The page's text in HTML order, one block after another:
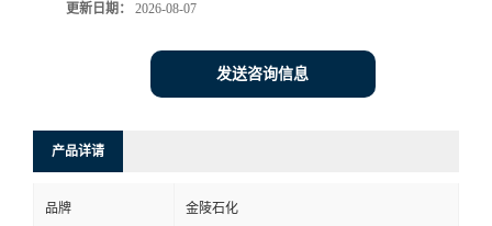
更新日期： 2026-08-07
发送咨询信息
产品详请
品牌 金陵石化